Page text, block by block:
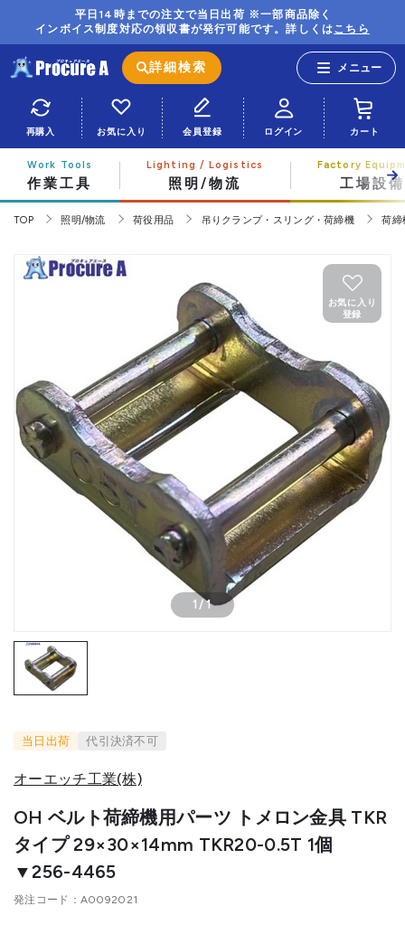
平日14時までの注文で当日出荷 ※一部商品除く
インボイス制度対応の領収書が発行可能です。詳しくはこちら
詳細検索
再購入 お気に入り 会員登録 ログイン カート
作業工具 照明/物流 工場設備
TOP 照明/物流 荷役用品 吊りクランプ・スリング・荷締機 荷締
1 /1
お気に入り
登録
当日出荷 代引決済不可
オーエッチ工業(株)
OH ベルト荷締機用パーツ トメロン金具 TKR
タイプ 29×30×14mm TKR20-0.5T 1個
▼256-4465
発注コード A0092021